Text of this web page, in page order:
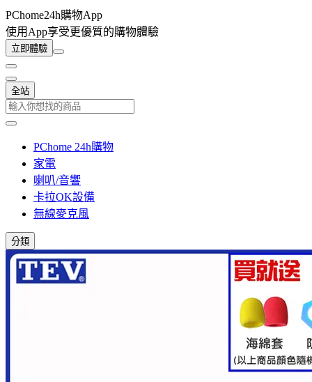
PChome24h購物App
使用App享受更優質的購物體驗
立即體驗
全站
PChome 24h購物
家電
喇叭/音響
卡拉OK設備
無線麥克風
分類